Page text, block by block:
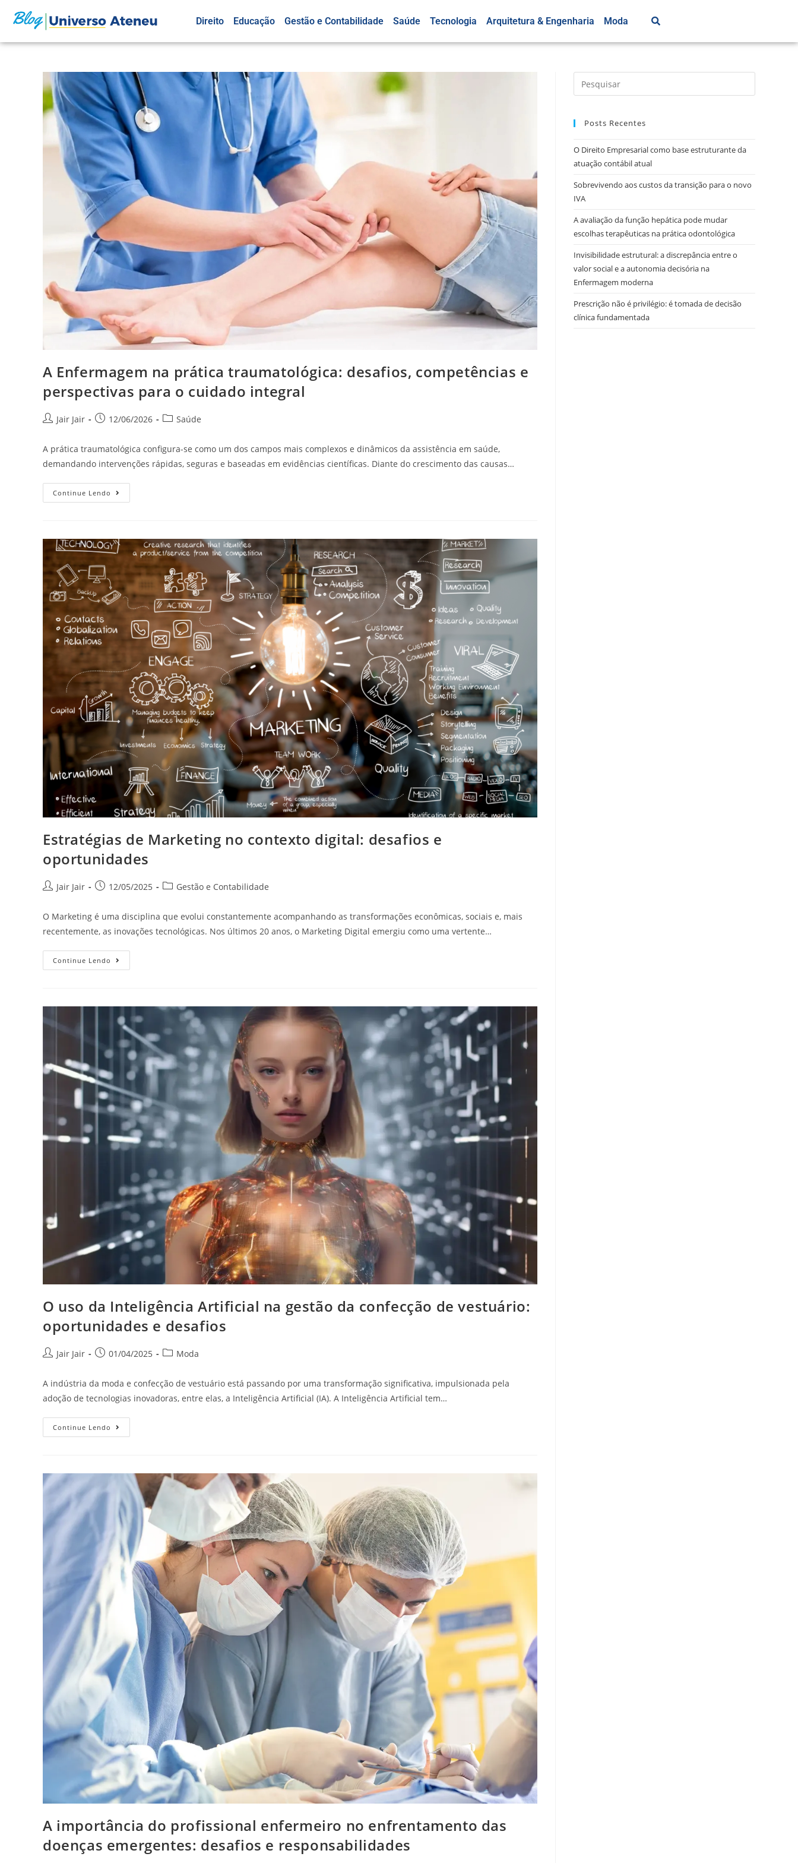
Direito Educação Gestão e Contabilidade Saúde Tecnologia Arquitetura & Engenharia Moda
A Enfermagem na prática traumatológica: desafios, competências e
perspectivas para o cuidado integral
Jair Jair 12/06/2026 Saúde
A prática traumatológica configura-se como um dos campos mais complexos e dinâmicos da assistência em saúde,
demandando intervenções rápidas, seguras e baseadas em evidências científicas. Diante do crescimento das causas…
Continue Lendo
Estratégias de Marketing no contexto digital: desafios e
oportunidades
Jair Jair 12/05/2025 Gestão e Contabilidade
O Marketing é uma disciplina que evolui constantemente acompanhando as transformações econômicas, sociais e, mais
recentemente, as inovações tecnológicas. Nos últimos 20 anos, o Marketing Digital emergiu como uma vertente…
Continue Lendo
O uso da Inteligência Artificial na gestão da confecção de vestuário:
oportunidades e desafios
Jair Jair 01/04/2025 Moda
A indústria da moda e confecção de vestuário está passando por uma transformação significativa, impulsionada pela
adoção de tecnologias inovadoras, entre elas, a Inteligência Artificial (IA). A Inteligência Artificial tem…
Continue Lendo
A importância do profissional enfermeiro no enfrentamento das
doenças emergentes: desafios e responsabilidades
Posts Recentes
O Direito Empresarial como base estruturante da
atuação contábil atual
Sobrevivendo aos custos da transição para o novo
IVA
A avaliação da função hepática pode mudar
escolhas terapêuticas na prática odontológica
Invisibilidade estrutural: a discrepância entre o
valor social e a autonomia decisória na
Enfermagem moderna
Prescrição não é privilégio: é tomada de decisão
clínica fundamentada